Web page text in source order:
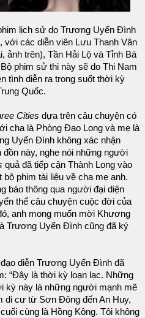
lịch sử do Trương Uyển Đình
với các diễn viên Lưu Thanh Vân
ảnh trên), Tần Hải Lộ và Tỉnh Bá
phim sử thi này sẽ do Thi Nam
tình diễn ra trong suốt thời kỳ
Quốc.
Cities dựa trên câu chuyện có
cha là Phòng Đạo Long và mẹ là
Uyển Đình không xác nhận
này, nghe nói những người
quả đã tiếp cận Thành Long vào
phim tài liệu về cha mẹ anh.
báo thông qua người đại diện
thể câu chuyện cuộc đời của
anh mong muốn mời Khương
Trương Uyển Đình cũng đã ký
diễn Trương Uyển Đình đã
“Đây là thời kỳ loạn lạc. Những
kỳ này là những người mạnh mẽ
di cư từ Sơn Đông đến An Huy,
cùng là Hồng Kông. Tôi không